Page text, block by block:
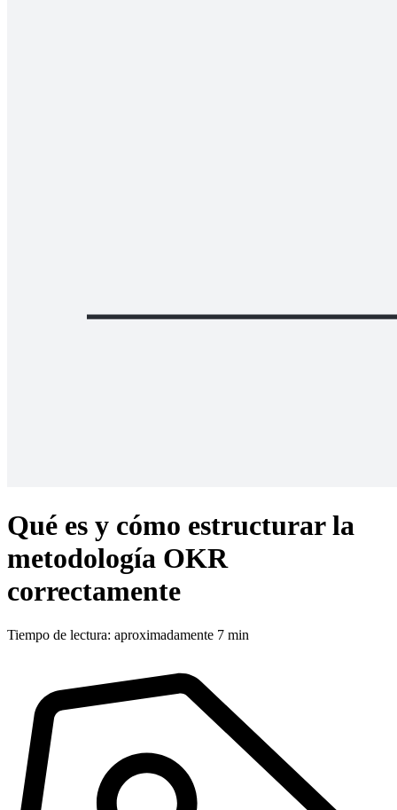
Qué es y cómo estructurar la
metodología OKR
correctamente
Tiempo de lectura: aproximadamente 7 min